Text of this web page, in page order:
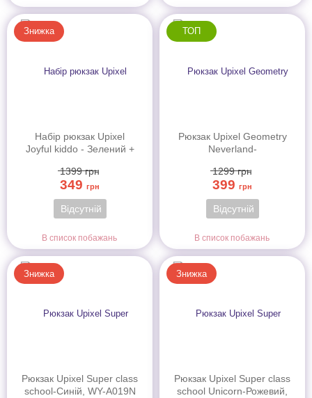
Знижка
Набір рюкзак Upixel
Joyful kiddo - Зелений +
1399грн
349 грн
Відсутній
В список побажань
ТОП
Рюкзак Upixel Geometry
Neverland-
A022E
1299грн
399 грн
Відсутній
В список побажань
Знижка
Рюкзак Upixel Super class
school-Синій, WY-A019N
Знижка
Рюкзак Upixel Super class
school Unicorn-Рожевий,